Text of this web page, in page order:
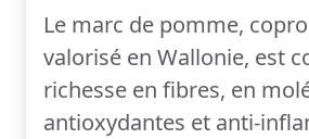
Le marc de pomme,
valorisé en Wallonie, est
richesse en fibres, en
antioxydantes et anti-